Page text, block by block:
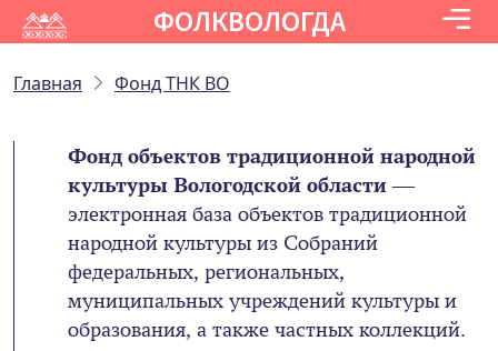
ФОЛКВОЛОГДА
Главная Фонд ТНК ВО
Фонд объектов традиционной народной
культуры Вологодской области—
электронная база объектов традиционной
народной культуры из Собраний
федеральных, региональных,
муниципальных учреждений культуры и
образования, а также частных коллекций.